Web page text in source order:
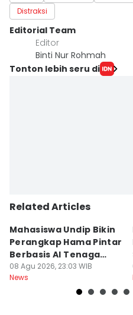
Distraksi
Editorial Team
Editor
Binti Nur Rohmah
Tonton lebih seru di
Related Articles
Mahasiswa Undip Bikin
Perangkap Hama Pintar
Berbasis AI Tenaga
Surya
08 Agu 2026, 23:03 WIB
News